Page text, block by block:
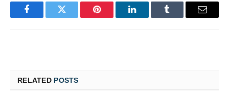
FacebookTwitter Pinterest LinkedInTumblr Email
RELATED POSTS